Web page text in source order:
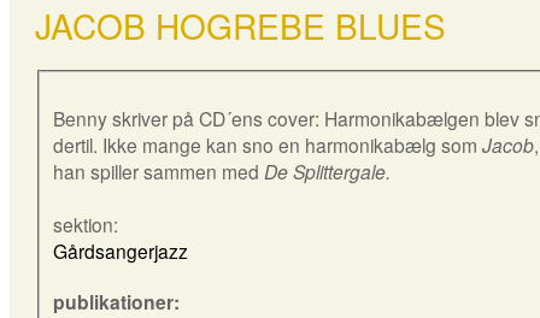
JACOB HOGREBE BLUES
Benny skriver på CD´ens cover: Harmonikabælgen blev
dertil. Ikke mange kan sno en harmonikabælg som Jacob
han spiller sammen med De Splittergale.
sektion:
Gårdsangerjazz
publikationer: